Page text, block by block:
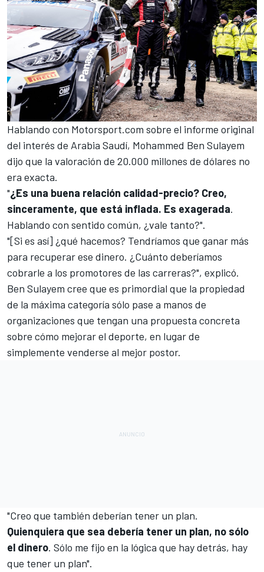
Hablando con Motorsport.com sobre el informe original
del interés de Arabia Saudí, Mohammed Ben Sulayem
dijo que la valoración de 20.000 millones de dólares no
era exacta.
"¿Es una buena relación calidad-precio? Creo,
sinceramente, que está inflada. Es exagerada.
Hablando con sentido común, ¿vale tanto?".
"[Si es así] ¿qué hacemos? Tendríamos que ganar más
para recuperar ese dinero. ¿Cuánto deberíamos
cobrarle a los promotores de las carreras?", explicó.
Ben Sulayem cree que es primordial que la propiedad
de la máxima categoría sólo pase a manos de
organizaciones que tengan una propuesta concreta
sobre cómo mejorar el deporte, en lugar de
simplemente venderse al mejor postor.
"Creo que también deberían tener un plan.
Quienquiera que sea debería tener un plan, no sólo
el dinero. Sólo me fijo en la lógica que hay detrás, hay
que tener un plan".